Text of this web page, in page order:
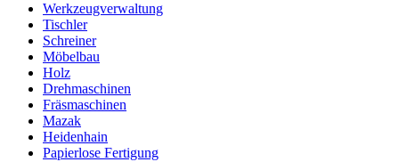
Werkzeugverwaltung
Tischler
Schreiner
Möbelbau
Holz
Drehmaschinen
Fräsmaschinen
Mazak
Heidenhain
Papierlose Fertigung